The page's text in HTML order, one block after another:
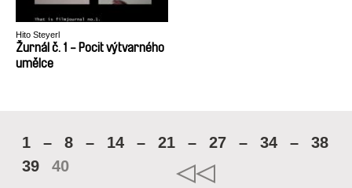
Hito Steyerl
Žurnál č. 1 - Pocit výtvarného
umělce
1 – 8 – 14 – 21 – 27 – 34 –
38
39
40